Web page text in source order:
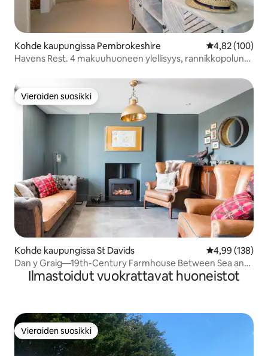
Kohde kaupungissa Pembrokeshire
4,82 (100)
Havens Rest. 4 makuuhuoneen ylellisyys, rannikkopolun
Vieraiden suosikki
Vieraiden suosikki
Kohde kaupungissa St Davids
4,99 (138)
Dan y Graig—19th-Century Farmhouse Between Sea and
Mountain
Ilmastoidut vuokrattavat huoneistot
Vieraiden suosikki
Vieraiden suosikki